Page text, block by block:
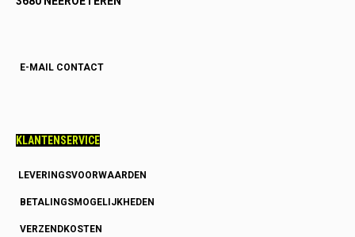
E-MAIL CONTACT
KLANTENSERVICE
LEVERINGSVOORWAARDEN
BETALINGSMOGELIJKHEDEN
VERZENDKOSTEN